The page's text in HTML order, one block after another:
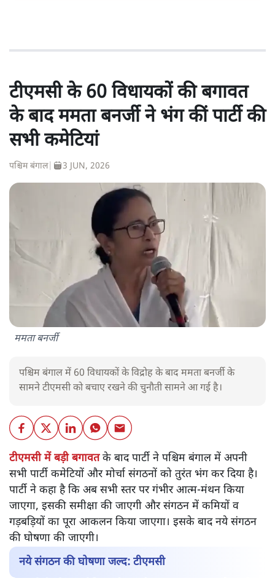
टीएमसी के 60 विधायकों की बगावत
के बाद ममता बनर्जी ने भंग कीं पार्टी की
सभी कमेटियां
पश्चिम बंगाल| 3 JUN, 2026
ममता बनर्जी
पश्चिम बंगाल में 60 विधायकों के विद्रोह के बाद ममता बनर्जी के
सामने टीएमसी को बचाए रखने की चुनौती सामने आ गई है।
टीएमसी में बड़ी बगावतके बाद पार्टी ने पश्चिम बंगाल में अपनी
सभी पार्टी कमेटियों और मोर्चा संगठनों को तुरंत भंग कर दिया है।
पार्टी ने कहा है कि अब सभी स्तर पर गंभीर आत्म-मंथन किया
जाएगा, इसकी समीक्षा की जाएगी और संगठन में कमियों व
गड़बड़ियों का पूरा आकलन किया जाएगा। इसके बाद नये संगठन
की घोषणा की जाएगी।
नये संगठन की घोषणा जल्द: टीएमसी